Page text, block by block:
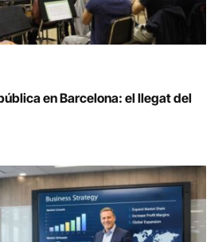
en Barcelona: el llegat del